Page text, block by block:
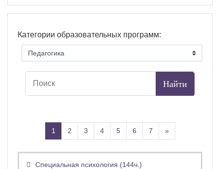
Категории образовательных программ:
1 (текущая)
2 3 4 5 6 7 »Далее
Специальная психология (144ч.)